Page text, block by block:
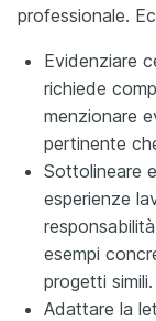
professionale.
Evidenziare
richiede
menzionare
pertinente
Sottolineare
esperienze
esempi
progetti simili.
Adattare la